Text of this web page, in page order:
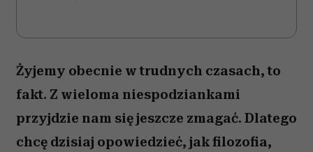
Żyjemy obecnie w trudnych czasach, to
fakt. Z wieloma niespodziankami
przyjdzie nam się jeszcze zmagać. Dlatego
chcę dzisiaj opowiedzieć, jak filozofia,